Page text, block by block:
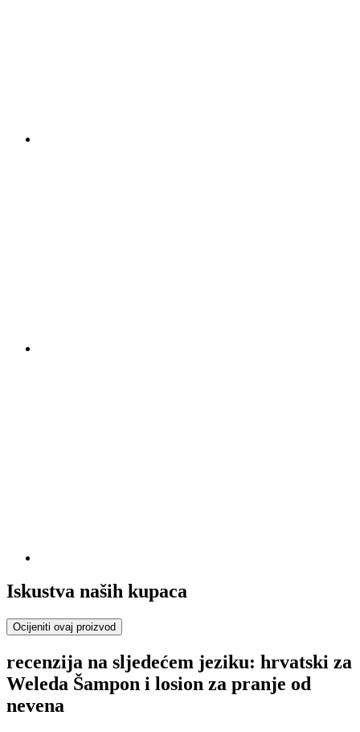
Iskustva naših kupaca
Ocijeniti ovaj proizvod
recenzija na sljedećem jeziku: hrvatski za
Weleda Šampon i losion za pranje od
nevena